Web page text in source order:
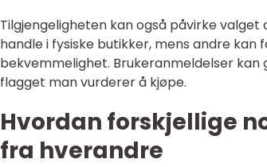
Tilgjengeligheten kan også påvirke
handle i fysiske butikker, mens andre
bekvemmelighet. Brukeranmeldelser
flagget man vurderer å kjøpe.
Hvordan forskjellige
fra hverandre